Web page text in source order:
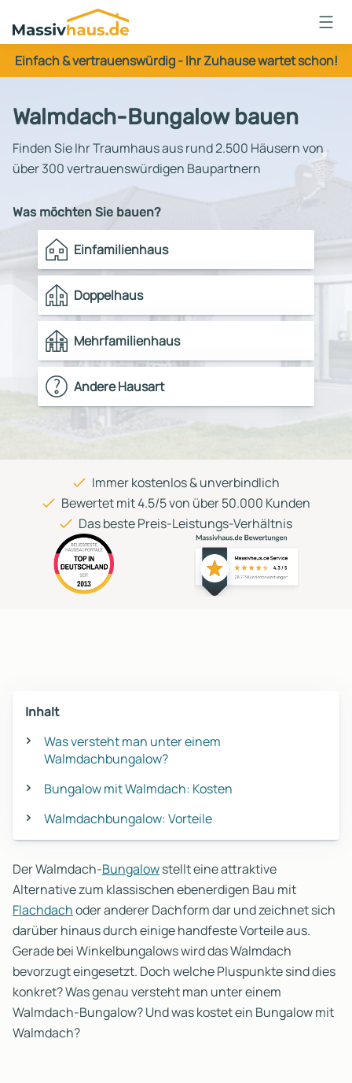
Massivhaus
Logo
Anmelden
Einfach & vertrauenswürdig - Ihr Zuhause wartet schon!
Walmdach-Bungalow bauen
Finden Sie Ihr Traumhaus aus rund 2.500 Häusern von
über 300 vertrauenswürdigen Baupartnern
Was möchten Sie bauen?
Einfamilienhaus
Doppelhaus
Mehrfamilienhaus
Andere Hausart
Immer kostenlos & unverbindlich
Bewertet mit 4.5/5 von über 50.000 Kunden
Das beste Preis-Leistungs-Verhältnis
Inhalt
Was versteht man unter einem
Walmdachbungalow?
Bungalow mit Walmdach: Kosten
Walmdachbungalow: Vorteile
Der Walmdach-Bungalowstellt eine attraktive
Alternative zum klassischen ebenerdigen Bau mit
Flachdachoder anderer Dachform dar und zeichnet sich
darüber hinaus durch einige handfeste Vorteile aus.
Gerade bei Winkelbungalows wird das Walmdach
bevorzugt eingesetzt. Doch welche Pluspunkte sind dies
konkret? Was genau versteht man unter einem
Walmdach-Bungalow? Und was kostet ein Bungalow mit
Walmdach?